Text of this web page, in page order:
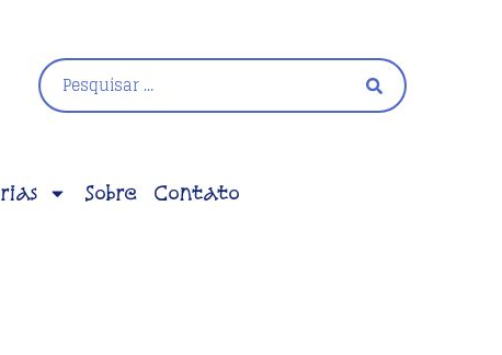
Sobre Contato